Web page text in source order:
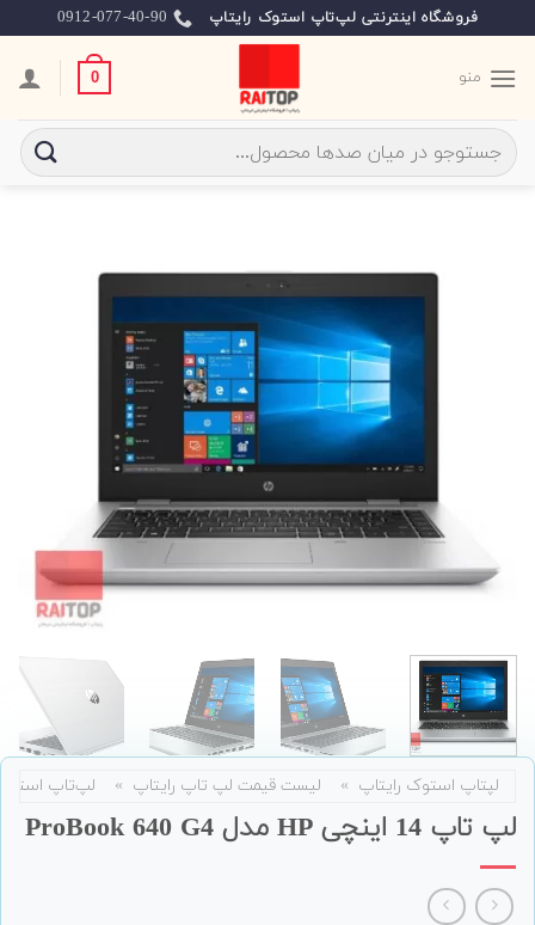
to
content
فروشگاه اینترنتی لپ‌تاپ استوک رایتاپ 0912-077-40-90
منو 0
جستجو
برای:
لپتاپ استوک رایتاپ » لیست قیمت لپ تاپ رایتاپ » لپ‌تاپ
لپ تاپ 14 اینچی HP مدل ProBook 640 G4